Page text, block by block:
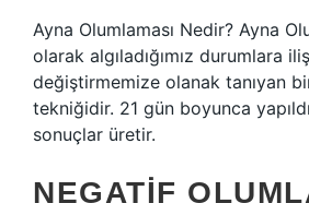
Ayna Olumlaması Nedir? Ayna
olarak algıladığımız durumlara
değiştirmemize olanak tanıyan
tekniğidir. 21 gün boyunca
sonuçlar üretir.
NEGATIF